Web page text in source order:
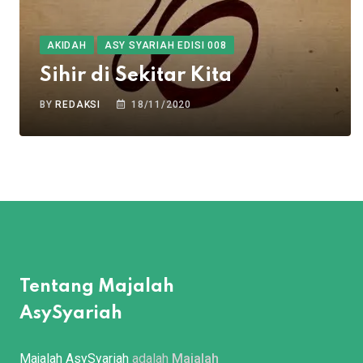
AKIDAH ASY SYARIAH EDISI 008
Sihir di Sekitar Kita
BYREDAKSI 18/11/2020
Tentang Majalah
AsySyariah
Majalah AsySyariah adalah Majalah